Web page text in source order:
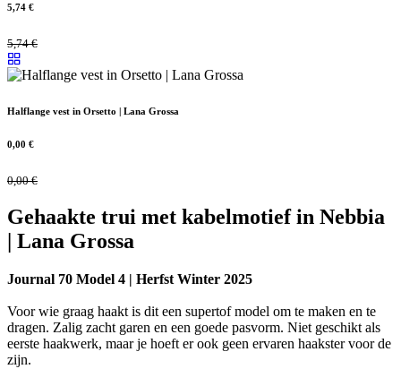
5,74 €
5,74€
Halflange vest in Orsetto | Lana Grossa
0,00 €
0,00€
Gehaakte trui met kabelmotief in Nebbia
| Lana Grossa
Journal 70 Model 4 | Herfst Winter 2025
Voor wie graag haakt is dit een supertof model om te maken en te
dragen. Zalig zacht garen en een goede pasvorm. Niet geschikt als
eerste haakwerk, maar je hoeft er ook geen ervaren haakster voor de
zijn.